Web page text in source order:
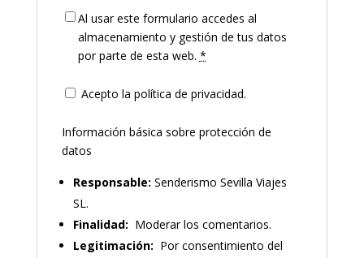
Al usar este formulario accedes al
almacenamiento y gestión de tus datos
por parte de esta web. *
Acepto la política de privacidad.
Información básica sobre protección de
datos
Responsable: Senderismo Sevilla Viajes
SL.
Finalidad: Moderar los comentarios.
Legitimación: Por consentimiento del